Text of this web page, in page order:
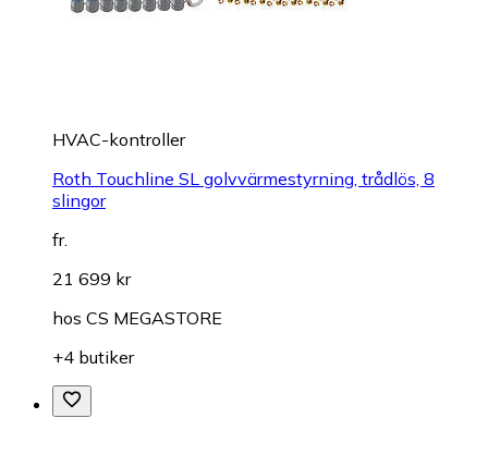
HVAC-kontroller
Roth Touchline SL golvvärmestyrning, trådlös, 8
slingor
fr.
21 699 kr
hos CS MEGASTORE
+4 butiker